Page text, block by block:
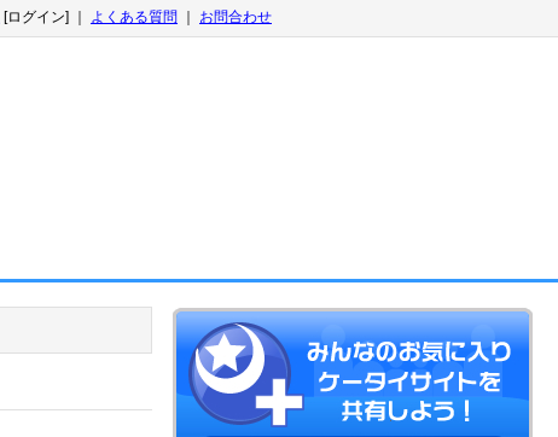
[ログイン] ｜ よくある質問 お問合わせ